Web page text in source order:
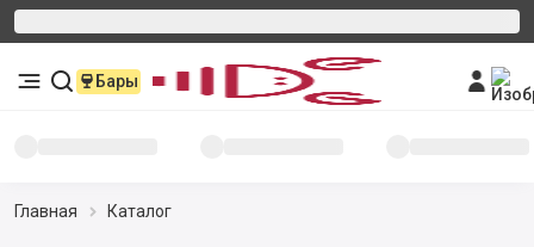
Бары
Главная Каталог